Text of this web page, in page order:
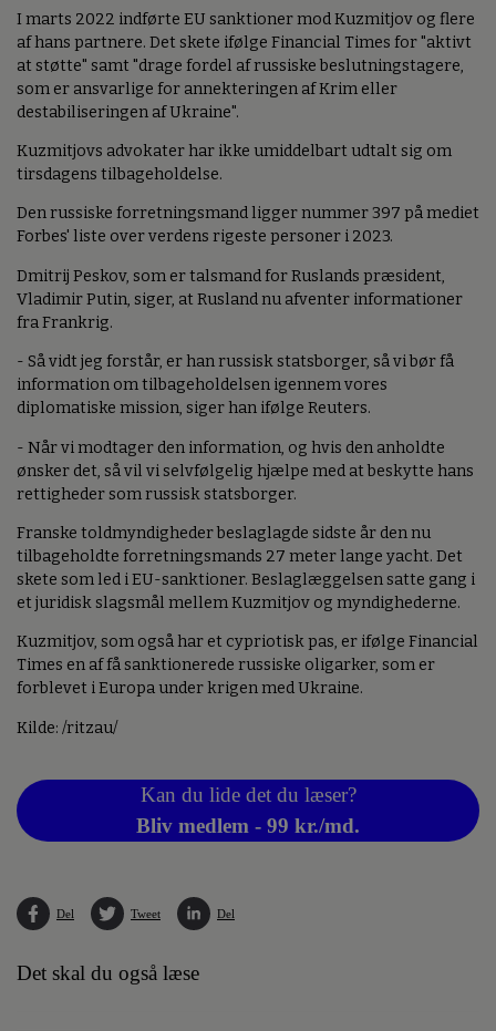
I marts 2022 indførte EU sanktioner mod Kuzmitjov og flere
af hans partnere. Det skete ifølge Financial Times for "aktivt
at støtte" samt "drage fordel af russiske beslutningstagere,
som er ansvarlige for annekteringen af Krim eller
destabiliseringen af Ukraine".
Kuzmitjovs advokater har ikke umiddelbart udtalt sig om
tirsdagens tilbageholdelse.
Den russiske forretningsmand ligger nummer 397 på mediet
Forbes' liste over verdens rigeste personer i 2023.
Dmitrij Peskov, som er talsmand for Ruslands præsident,
Vladimir Putin, siger, at Rusland nu afventer informationer
fra Frankrig.
- Så vidt jeg forstår, er han russisk statsborger, så vi bør få
information om tilbageholdelsen igennem vores
diplomatiske mission, siger han ifølge Reuters.
- Når vi modtager den information, og hvis den anholdte
ønsker det, så vil vi selvfølgelig hjælpe med at beskytte hans
rettigheder som russisk statsborger.
Franske toldmyndigheder beslaglagde sidste år den nu
tilbageholdte forretningsmands 27 meter lange yacht. Det
skete som led i EU-sanktioner. Beslaglæggelsen satte gang i
et juridisk slagsmål mellem Kuzmitjov og myndighederne.
Kuzmitjov, som også har et cypriotisk pas, er ifølge Financial
Times en af få sanktionerede russiske oligarker, som er
forblevet i Europa under krigen med Ukraine.
Kilde: /ritzau/
Kan du lide det du læser?
Bliv medlem - 99 kr./md.
Del Tweet Del
Det skal du også læse